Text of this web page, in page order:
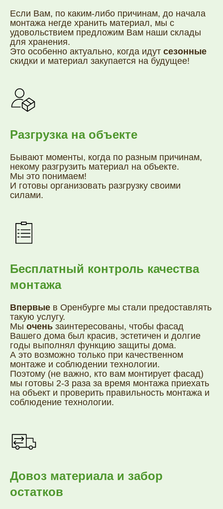
Если Вам, по каким-либо причинам, до начала
монтажа негде хранить материал, мы с
удовольствием предложим Вам наши склады
для хранения.
Это особенно актуально, когда идут сезонные
скидки и материал закупается на будущее!
Разгрузка на объекте
Бывают моменты, когда по разным причинам,
некому разгрузить материал на объекте.
Мы это понимаем!
И готовы организовать разгрузку своими
силами.
Бесплатный контроль качества
монтажа
Впервые в Оренбурге мы стали предоставлять
такую услугу.
Мы очень заинтересованы, чтобы фасад
Вашего дома был красив, эстетичен и долгие
годы выполнял функцию защиты дома.
А это возможно только при качественном
монтаже и соблюдении технологии.
Поэтому (не важно, кто вам монтирует фасад)
мы готовы 2-3 раза за время монтажа приехать
на объект и проверить правильность монтажа и
соблюдение технологии.
Довоз материала и забор
остатков
г. Оренбург, ул. Площадь 1 Мая, 4
8 (3532) 45-00-86
8 (8442) 43-50-03
г. Екатеринбург, пер. Базовый, 54
8 (343) 382-13-58
© 2007-2026 Фасад Маркет
Все права защищены.
сайдинга
Как выбрать монтажную
бригаду
Топ-10 ошибок монтажа
сайдинга
Как рассчитать количество
сайдинга
Чем дорогой сайдинг отличается от
дешевого
Как выбрать компанию где купить
сайдинг
ПОЛЕЗНОЕ:
на сайт
г. Орел, ул. 2-я Курская, 2Б
знаний
Вакансии
ГЛАВНОЕ:
работы
Политика конфиденциальности